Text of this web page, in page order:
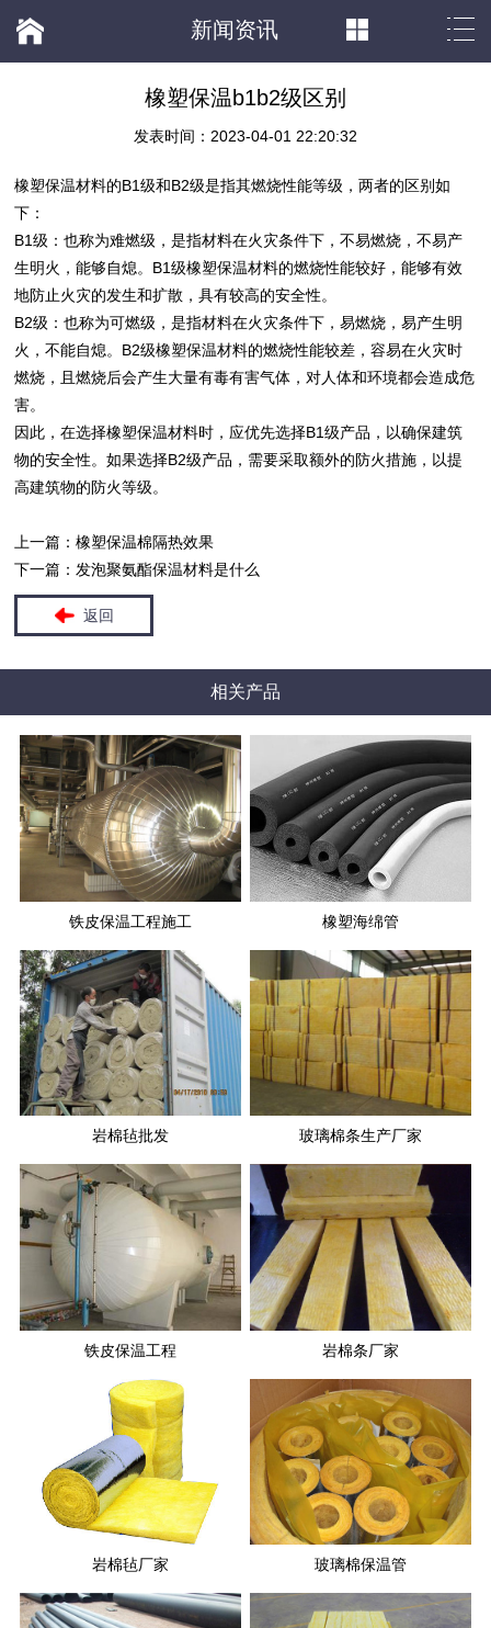
新闻资讯
橡塑保温b1b2级区别
发表时间：2023-04-01 22:20:32
橡塑保温材料的B1级和B2级是指其燃烧性能等级，两者的区别如
下：
B1级：也称为难燃级，是指材料在火灾条件下，不易燃烧，不易产
生明火，能够自熄。B1级橡塑保温材料的燃烧性能较好，能够有效
地防止火灾的发生和扩散，具有较高的安全性。
B2级：也称为可燃级，是指材料在火灾条件下，易燃烧，易产生明
火，不能自熄。B2级橡塑保温材料的燃烧性能较差，容易在火灾时
燃烧，且燃烧后会产生大量有毒有害气体，对人体和环境都会造成危
害。
因此，在选择橡塑保温材料时，应优先选择B1级产品，以确保建筑
物的安全性。如果选择B2级产品，需要采取额外的防火措施，以提
高建筑物的防火等级。
上一篇：橡塑保温棉隔热效果
下一篇： 发泡聚氨酯保温材料是什么
返回
相关产品
铁皮保温工程施工 橡塑海绵管
岩棉毡批发 玻璃棉条生产厂家
铁皮保温工程 岩棉条厂家
岩棉毡厂家 玻璃棉保温管